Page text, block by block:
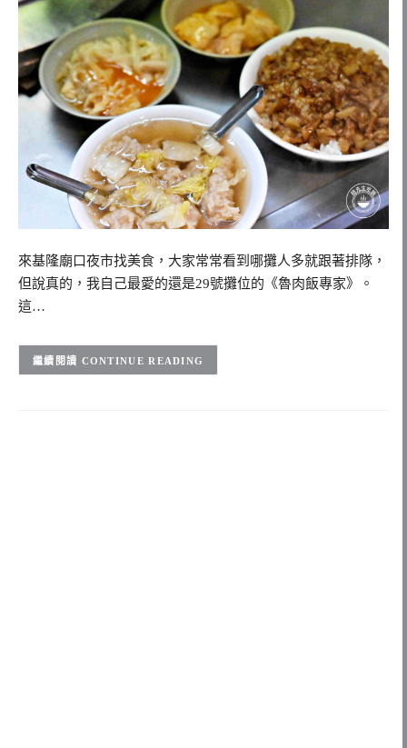
來基隆廟口夜市找美食，大家常常看到哪攤人多就跟著排隊，
但說真的，我自己最愛的還是29號攤位的《魯肉飯專家》。
這…
CONTINUE READING